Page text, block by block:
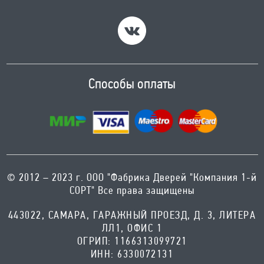
+7(993)993-17-60
Время работы
г. Самара ул. Дыбенко 23
Телефон
ПН-СБ с 10:00 до 19:00, ВС- с
10:00 до 17:00 Без выходных
Адрес
с. Сергиевск Ул. Ленина 93А
Телефон
Способы оплаты
© 2012 – 2023 г. ООО "Фабрика Дверей "Компания 1-й
СОРТ" Все права защищены
443022, САМАРА, ГАРАЖНЫЙ ПРОЕЗД, Д. 3, ЛИТЕРА
ЛЛ1, ОФИС 1
ОГРИП: 1166313099721
ИНН: 6330072131